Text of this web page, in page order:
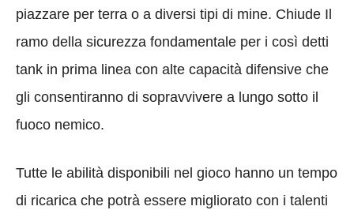
piazzare per terra o a diversi tipi di mine. Chiude Il
ramo della sicurezza fondamentale per i così detti
tank in prima linea con alte capacità difensive che
gli consentiranno di sopravvivere a lungo sotto il
fuoco nemico.
Tutte le abilità disponibili nel gioco hanno un tempo
di ricarica che potrà essere migliorato con i talenti